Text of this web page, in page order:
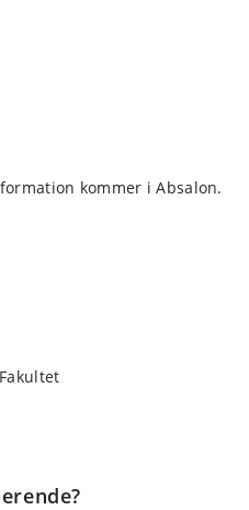
kommer i Absalon.